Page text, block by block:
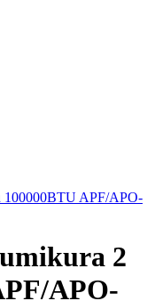
100000BTU APF/APO-
2
APO-